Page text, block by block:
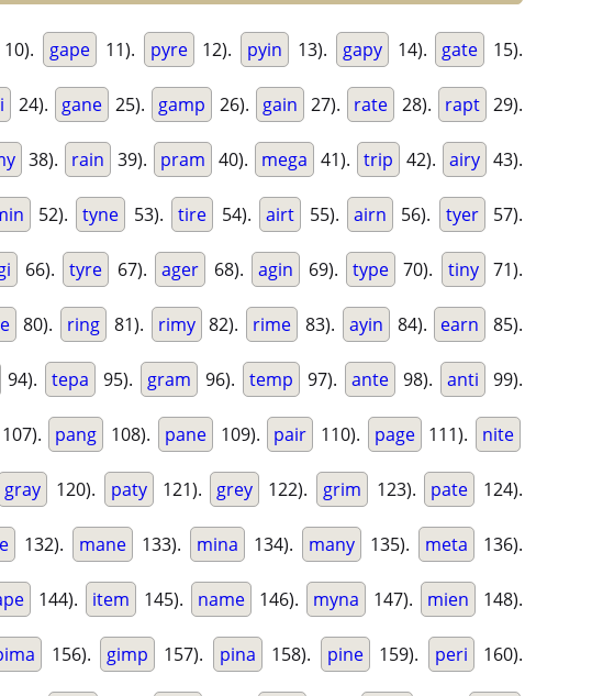
10). gape 11). pyre 12). pyin 13). gapy 14). gate 15).
24). gane 25). gamp 26). gain 27). rate 28). rapt 29).
38). rain 39). pram 40). mega 41). trip 42). airy 43).
52). tyne 53). tire 54). airt 55). airn 56). tyer 57).
66). tyre 67). ager 68). agin 69). type 70). tiny 71).
80). ring 81). rimy 82). rime 83). ayin 84). earn 85).
94). tepa 95). gram 96). temp 97). ante 98). anti 99).
107). pang 108). pane 109). pair 110). page 111). nite
gray 120). paty 121). grey 122). grim 123). pate 124).
132). mane 133). mina 134). many 135). meta 136).
144). item 145). name 146). myna 147). mien 148).
156). gimp 157). pina 158). pine 159). peri 160).